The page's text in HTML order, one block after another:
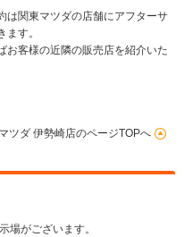
は関東マツダの店舗にアフターサ
す。
お客様の近隣の販売店を紹介いた
ツダ 伊勢崎店のページTOPへ
場がございます。